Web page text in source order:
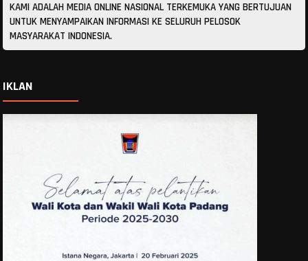
KAMI ADALAH MEDIA ONLINE NASIONAL TERKEMUKA YANG BERTUJUAN
UNTUK MENYAMPAIKAN INFORMASI KE SELURUH PELOSOK
MASYARAKAT INDONESIA.
IKLAN